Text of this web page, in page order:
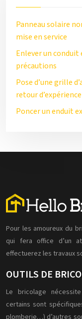
Panneau solaire
mise en service
Enlever un
précautions
Pose d’une grille
retour d’expérience
Poncer un enduit
Pour les amoureux du
qui fera office d’un
effectuerez les travaux
OUTILS DE
Le bricolage
certains sont
plomberie…) d’autres